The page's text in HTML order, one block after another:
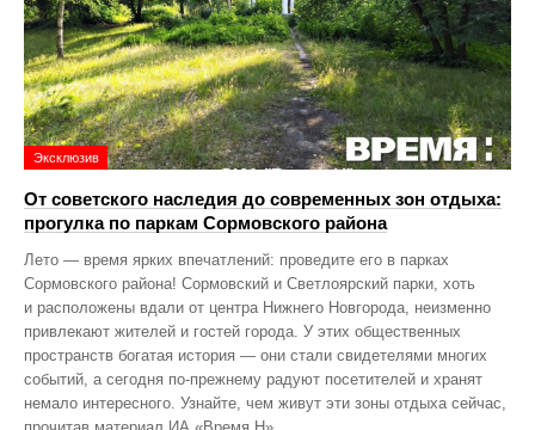
Эксклюзив
От советского наследия до современных зон отдыха:
прогулка по паркам Сормовского района
Лето — время ярких впечатлений: проведите его в парках
Сормовского района! Сормовский и Светлоярский парки, хоть
и расположены вдали от центра Нижнего Новгорода, неизменно
привлекают жителей и гостей города. У этих общественных
пространств богатая история — они стали свидетелями многих
событий, а сегодня по‑прежнему радуют посетителей и хранят
немало интересного. Узнайте, чем живут эти зоны отдыха сейчас,